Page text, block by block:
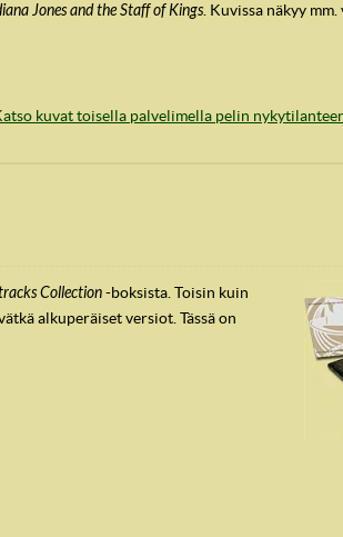
Jones and the Staff of Kings. Kuvissa näkyy
kuvat toisella palvelimella pelin
Collection-boksista. Toisin kuin
alkuperäiset versiot. Tässä on